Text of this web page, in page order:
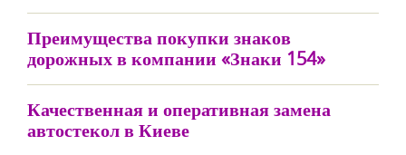
Преимущества покупки знаков
дорожных в компании «Знаки 154»
Качественная и оперативная замена
автостекол в Киеве